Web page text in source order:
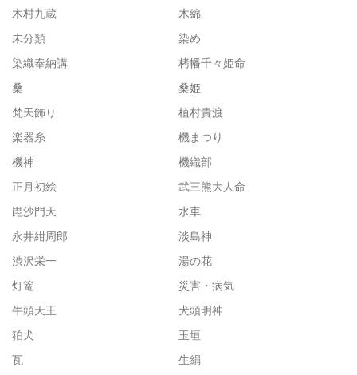
木村九蔵
木綿
未分類
染め
染織奉納講
栲幡千々姫命
桑
桑姫
梵天飾り
植村貴渡
楽器糸
機まつり
機神
機織部
正月初絵
武三熊大人命
毘沙門天
水車
永井紺周郎
淡島神
渋沢栄一
湯の花
灯篭
災害・病気
牛頭天王
犬頭明神
狛犬
玉垣
瓦
生絹